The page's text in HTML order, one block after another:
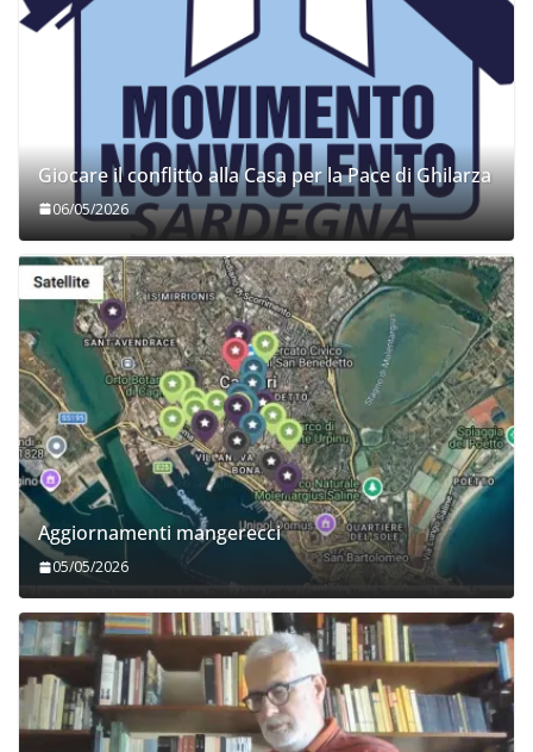
Giocare il conflitto alla Casa per la Pace di Ghilarza
06/05/2026
Aggiornamenti mangerecci
05/05/2026